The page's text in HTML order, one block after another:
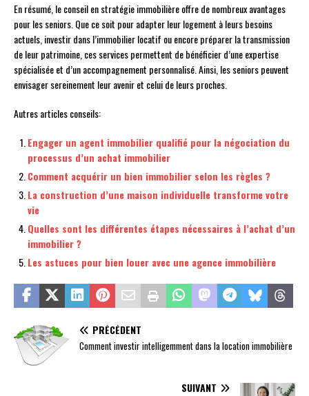
En résumé, le conseil en stratégie immobilière offre de nombreux avantages
pour les seniors. Que ce soit pour adapter leur logement à leurs besoins
actuels, investir dans l’immobilier locatif ou encore préparer la transmission
de leur patrimoine, ces services permettent de bénéficier d’une expertise
spécialisée et d’un accompagnement personnalisé. Ainsi, les seniors peuvent
envisager sereinement leur avenir et celui de leurs proches.
Autres articles conseils:
Engager un agent immobilier qualifié pour la négociation du
processus d’un achat immobilier
Comment acquérir un bien immobilier selon les règles ?
La construction d’une maison individuelle transforme votre
vie
Quelles sont les différentes étapes nécessaires à l’achat d’un
immobilier ?
Les astuces pour bien louer avec une agence immobilière
PRÉCÉDENT
Comment investir intelligemment dans la location immobilière
SUIVANT